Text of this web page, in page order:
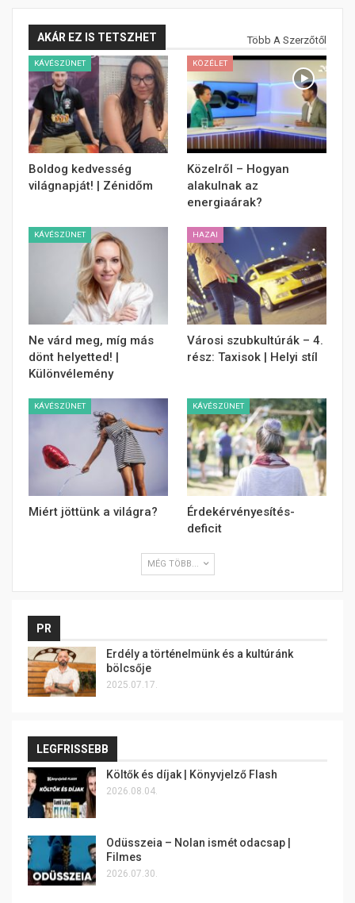
AKÁR EZ IS TETSZHET Több A Szerzőtől
KÁVÉSZÜNET
Boldog kedvesség
világnapját! | Zénidőm
KÖZÉLET
Közelről – Hogyan
alakulnak az
energiaárak?
KÁVÉSZÜNET
Ne várd meg, míg más
dönt helyetted! |
Különvélemény
HAZAI
Városi szubkultúrák – 4.
rész: Taxisok | Helyi stíl
KÁVÉSZÜNET
Miért jöttünk a világra?
KÁVÉSZÜNET
Érdekérvényesítés-
deficit
MÉG TÖBB...
PR
Erdély a történelmünk és a kultúránk
bölcsője
2025.07.17.
LEGFRISSEBB
Költők és díjak | Könyvjelző Flash
2026.08.04.
Odüsszeia – Nolan ismét odacsap |
Filmes
2026.07.30.